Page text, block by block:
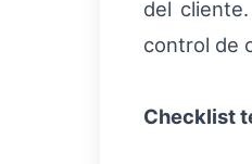
del
control de
Checklist